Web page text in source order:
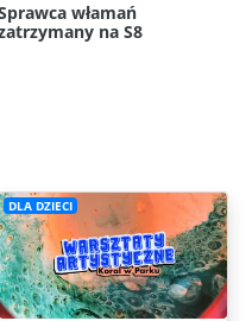
włamań
na S8
DLA DZIECI